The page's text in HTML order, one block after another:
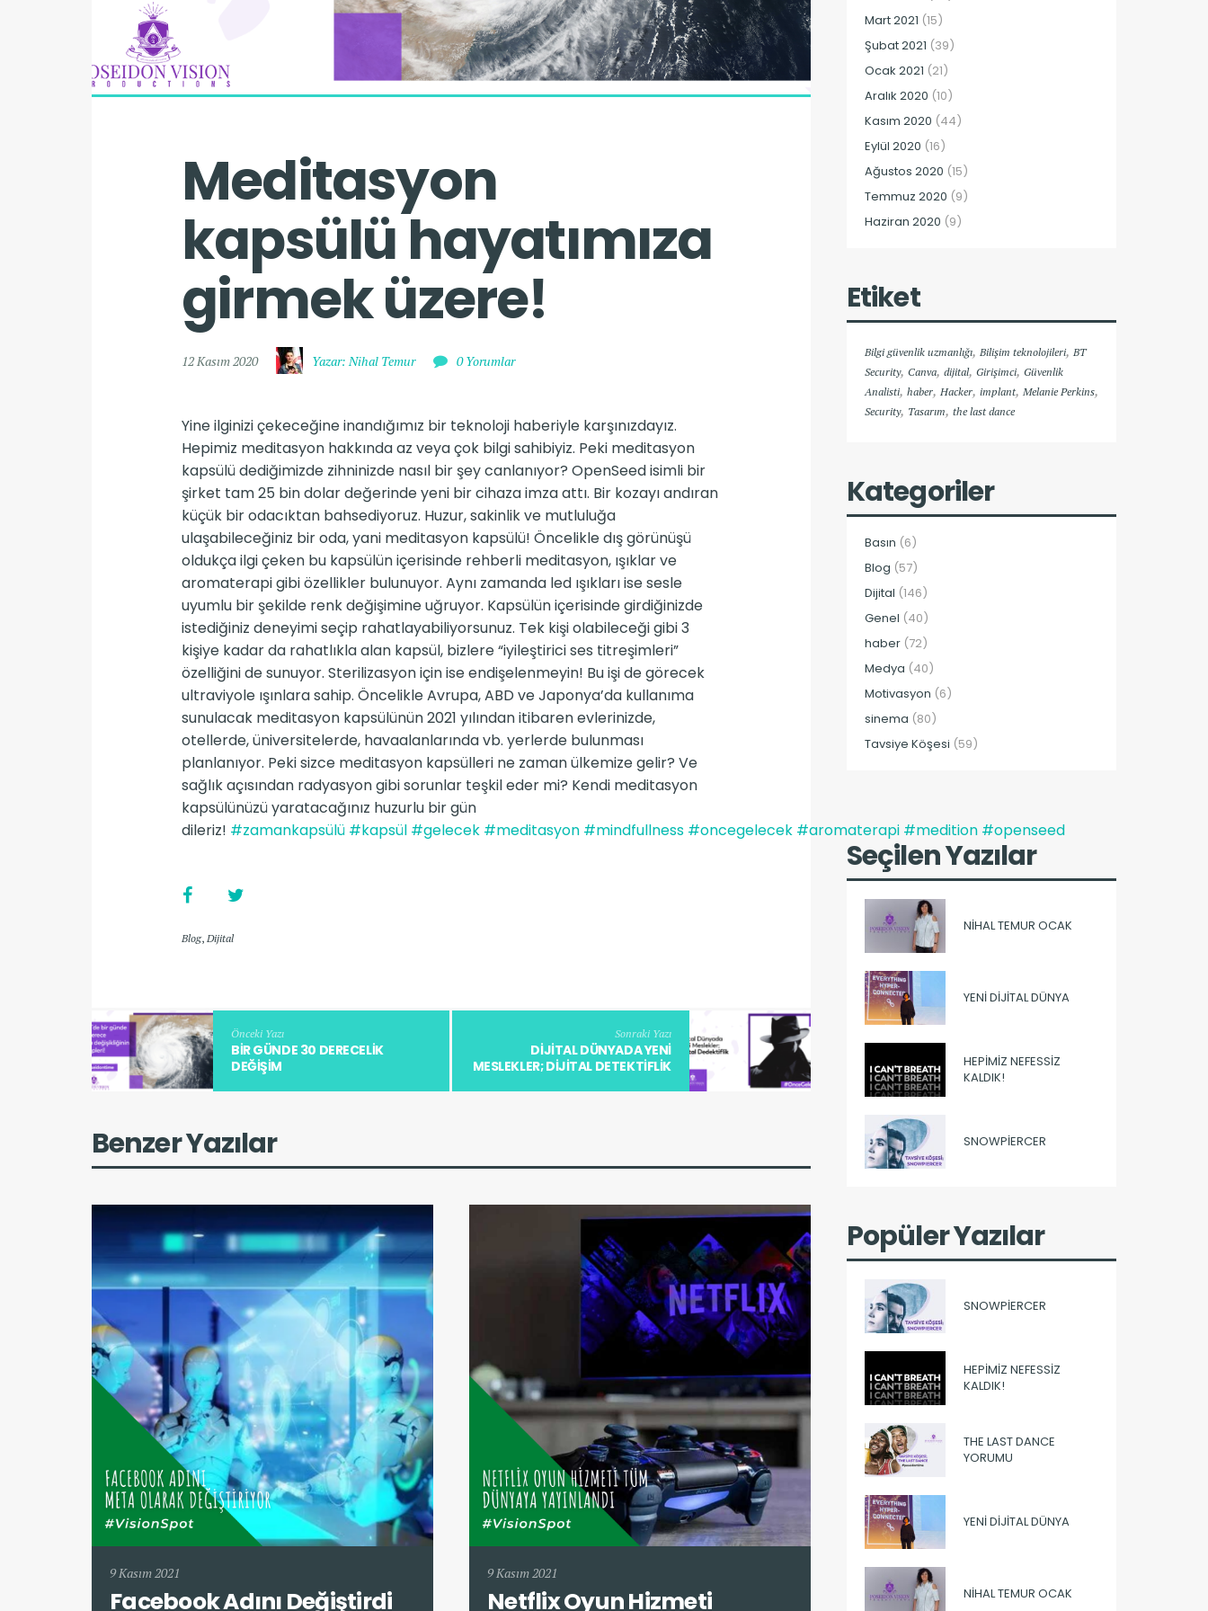
Meditasyon
kapsülü hayatımıza
girmek üzere!
12 Kasım 2020 Yazar: Nihal Temur 0 Yorumlar
Yine ilginizi çekeceğine inandığımız bir teknoloji haberiyle karşınızdayız.
Hepimiz meditasyon hakkında az veya çok bilgi sahibiyiz. Peki meditasyon
kapsülü dediğimizde zihninizde nasıl bir şey canlanıyor? OpenSeed isimli bir
şirket tam 25 bin dolar değerinde yeni bir cihaza imza attı. Bir kozayı andıran
küçük bir odacıktan bahsediyoruz. Huzur, sakinlik ve mutluluğa
ulaşabileceğiniz bir oda, yani meditasyon kapsülü! Öncelikle dış görünüşü
oldukça ilgi çeken bu kapsülün içerisinde rehberli meditasyon, ışıklar ve
aromaterapi gibi özellikler bulunuyor. Aynı zamanda led ışıkları ise sesle
uyumlu bir şekilde renk değişimine uğruyor. Kapsülün içerisinde girdiğinizde
istediğiniz deneyimi seçip rahatlayabiliyorsunuz. Tek kişi olabileceği gibi 3
kişiye kadar da rahatlıkla alan kapsül, bizlere “iyileştirici ses titreşimleri”
özelliğini de sunuyor. Sterilizasyon için ise endişelenmeyin! Bu işi de görecek
ultraviyole ışınlara sahip. Öncelikle Avrupa, ABD ve Japonya’da kullanıma
sunulacak meditasyon kapsülünün 2021 yılından itibaren evlerinizde,
otellerde, üniversitelerde, havaalanlarında vb. yerlerde bulunması
planlanıyor. Peki sizce meditasyon kapsülleri ne zaman ülkemize gelir? Ve
sağlık açısından radyasyon gibi sorunlar teşkil eder mi? Kendi meditasyon
kapsülünüzü yaratacağınız huzurlu bir gün
dileriz! #zamankapsülü #kapsül #gelecek #meditasyon #mindfullness #oncegelecek #aromaterapi #medition #openseed
Blog, Dijital
Önceki Yazı
BIR GÜNDE 30 DERECELIK
DEĞIŞIM
Sonraki Yazı
DIJITAL DÜNYADA YENI
MESLEKLER; DIJITAL DETEKTIFLIK
Benzer Yazılar
9 Kasım 2021
Facebook Adını Değiştirdi
9 Kasım 2021
Netflix Oyun Hizmeti
Mart 2021 (15)
Şubat 2021 (39)
Ocak 2021 (21)
Aralık 2020 (10)
Kasım 2020 (44)
Eylül 2020 (16)
Ağustos 2020 (15)
Temmuz 2020 (9)
Haziran 2020 (9)
Etiket
Bilgi güvenlik uzmanlığı, Bilişim teknolojileri, BT
Security, Canva, dijital, Girişimci, Güvenlik
Analisti, haber, Hacker, implant, Melanie Perkins,
Security, Tasarım, the last dance
Kategoriler
Basın (6)
Blog (57)
Dijital (146)
Genel (40)
haber (72)
Medya (40)
Motivasyon (6)
sinema (80)
Tavsiye Köşesi (59)
Seçilen Yazılar
NIHAL TEMUR OCAK
YENI DIJITAL DÜNYA
HEPIMIZ NEFESSIZ
KALDIK!
SNOWPIERCER
Popüler Yazılar
SNOWPIERCER
HEPIMIZ NEFESSIZ
KALDIK!
THE LAST DANCE
YORUMU
YENI DIJITAL DÜNYA
NIHAL TEMUR OCAK